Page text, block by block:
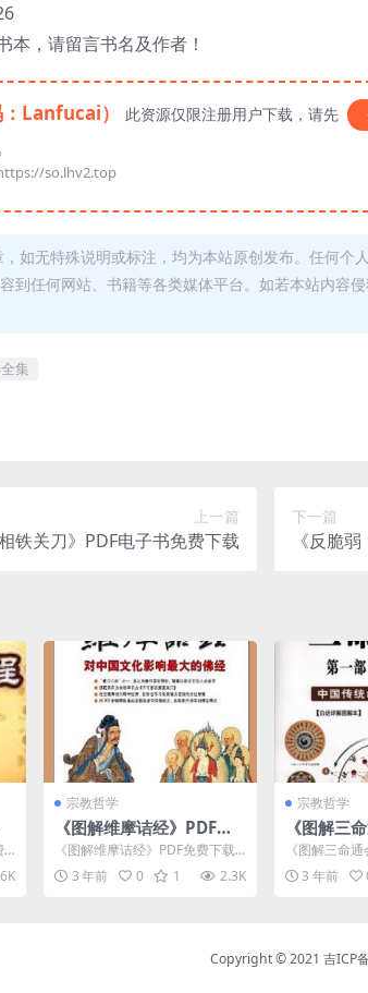
本，请留言书名及作者！
Lanfucai） 此资源仅限注册用户下载，请先
so.lhv2.top
如无特殊说明或标注，均为本站原创发布。任何个
到任何网站、书籍等各类媒体平台。如若本站内容
集
上一篇
相铁关刀》PDF电子书免费下载
下一篇
《反脆
宗教哲学
《图解维摩诘经》PDF免
费下载
《图解维摩诘经》PDF免费下载
介绍 内容简介 《图解维摩诘
经》内容简介：《维...
3 年前 0 1 2.3K
宗教哲学
《图解三
统命理学
子书下载
《图解三命
学之大成》
&nb...3 年前
Copyright © 2021 吉ICP